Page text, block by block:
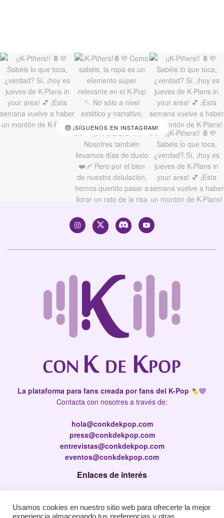
¡SÍGUENOS EN INSTAGRAM!
La plataforma para fans creada por fans del K-Pop
Contacta con nosotres a través de:
hola@conkdekpop.com
press@conkdekpop.com
entrevistas@conkdekpop.com
eventos@conkdekpop.com
Enlaces de interés
Política de privacidad
Usamos cookies en nuestro sitio web para ofrecerte la mejor